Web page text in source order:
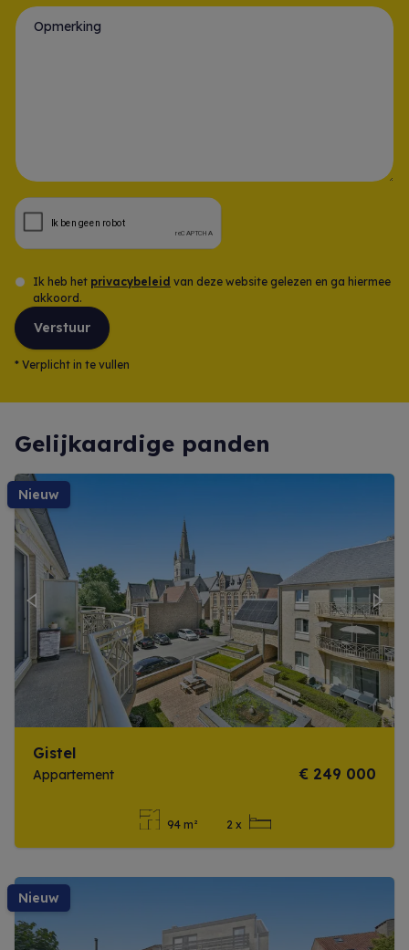
Ik heb het privacybeleid van deze website gelezen en ga hiermee
akkoord.
Verstuur
* Verplicht in te vullen
Gelijkaardige panden
nieuw
Previous Next
Gistel
Appartement € 249 000
94 m² 2 x
nieuw